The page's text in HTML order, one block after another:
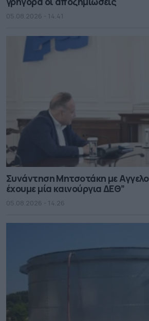
05.08.2026 - 14.41
Συνάντηση Μητσοτάκη με
έχουμε μία καινούργια ΔΕΘ”
05.08.2026 - 14.26